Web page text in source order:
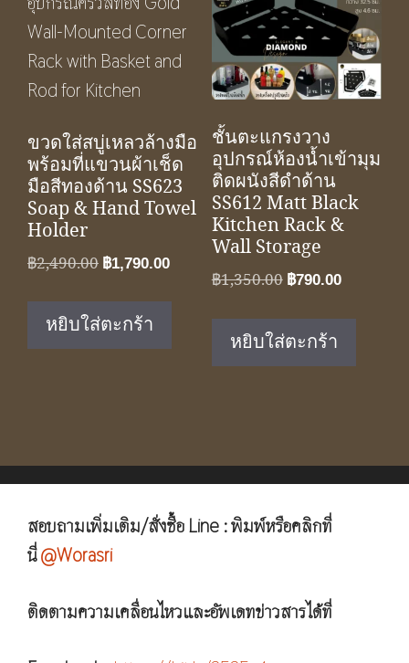
ขวดใส่สบู่เหลวล้างมือ
พร้อมที่แขวนผ้าเช็ด
มือสีทองด้าน SS623
Soap & Hand Towel
Holder
฿2,490.00 Original
฿2,490.00.
฿1,790.00Current
฿1,790.00.
หยิบใส่ตะกร้า
ชั้นตะแกรงวาง
อุปกรณ์ห้องน้ำเข้ามุม
ติดผนังสีดำด้าน
SS612 Matt Black
Kitchen Rack &
Wall Storage
฿1,350.00 Original
฿1,350.00.
฿790.00Current
หยิบใส่ตะกร้า
สอบถามเพิ่มเติม/สั่งซื้อ Line : พิมพ์หรือคลิกที่
นี่@Worasri
ติดตามความเคลื่อนไหวและอัพเดทข่าวสารได้ที่